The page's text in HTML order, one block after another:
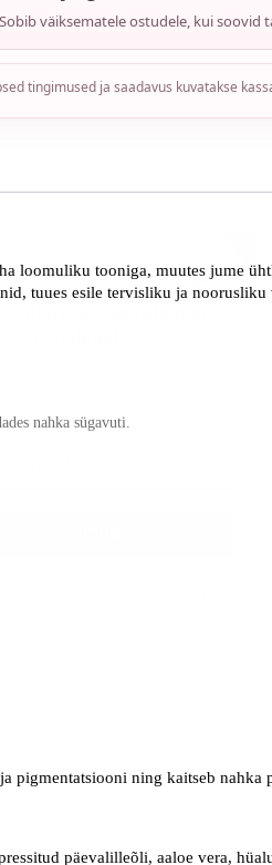
Sobib väiksematele ostudele, kui soovid
tingimused ja saadavus kuvatakse
loomuliku tooniga, muutes jume
tuues esile tervisliku ja noorusliku
nahka sügavuti.
pigmentatsiooni ning kaitseb nahka
päevalilleõli, aaloe vera,
pakkumistega!